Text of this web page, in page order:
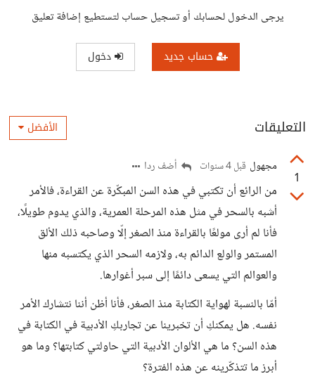
يرجى الدخول لحسابك أو تسجيل حساب لتستطيع إضافة تعليق
حساب جديد دخول
التعليقات الأفضل
1
مجهول قبل 4 سنوات أضف ردا
من الرائع أن تكتبي في هذه السن المبكّرة عن القراءة، فالأمر
أشبه بالسحر في مثل هذه المرحلة العمرية، والذي يدوم طويلًا،
فأنا لم أرى مولعًا بالقراءة منذ الصغر إلّا وصاحبه ذلك الألق
المستمر والولع الدائم به، ولازمه السحر الذي يكتسبه منها
والعوالم التي يسعى دائمًا إلى سبر أغوارها.
أمّا بالنسبة لهواية الكتابة منذ الصغر، فأنا أظن أننا نتشارك الأمر
نفسه. هل يمكنكِ أن تخبرينا عن تجاربكِ الأدبية في الكتابة في
هذه السن؟ ما هي الألوان الأدبية التي حاولتي كتابتها؟ وما هو
أبرز ما تتذكّرينه عن هذه الفترة؟